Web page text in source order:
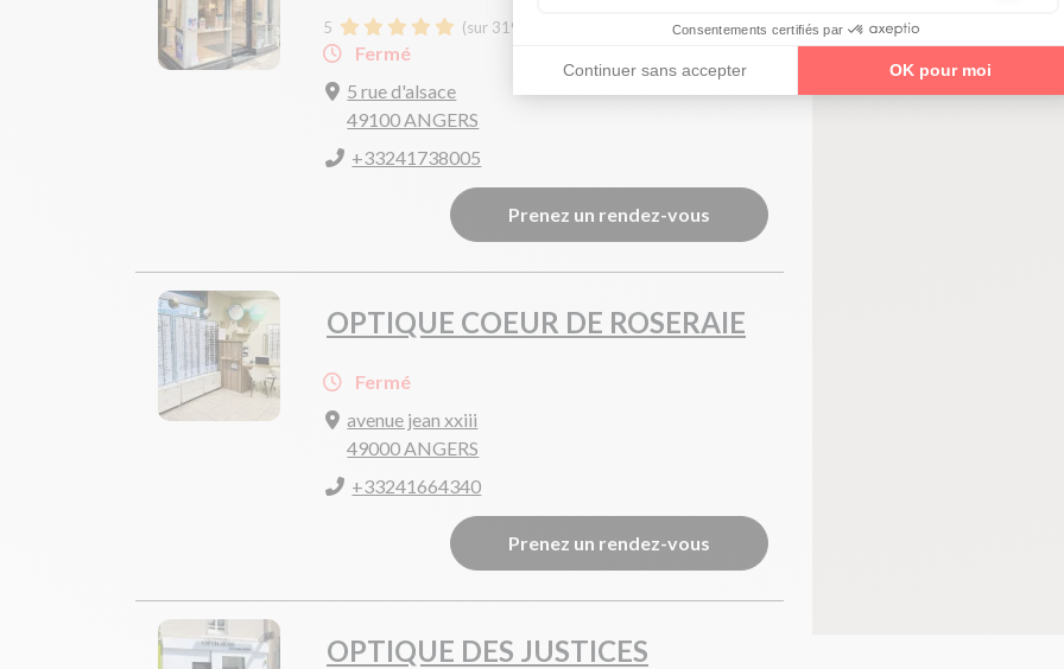
5 (sur 319 avis Google)
Fermé
5 rue d'alsace
49100 ANGERS
+33241738005
Prenez un rendez-vous
OPTIQUE COEUR DE ROSERAIE
Fermé
avenue jean xxiii
49000 ANGERS
+33241664340
Prenez un rendez-vous
OPTIQUE DES JUSTICES
Consentements certifiés par
Continuer sans accepter OK pour moi